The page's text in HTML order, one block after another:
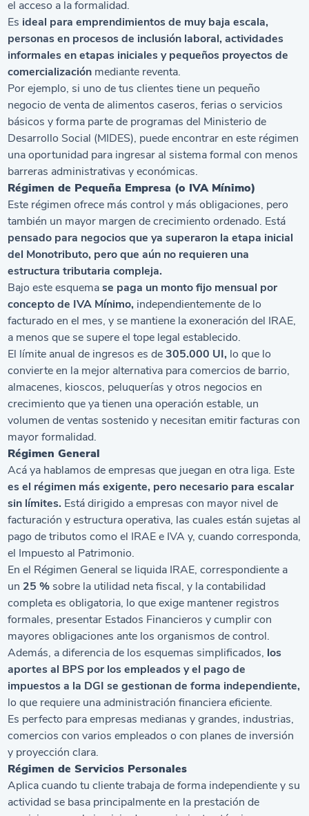
el acceso a la formalidad.
Es ideal para emprendimientos de muy baja escala,
personas en procesos de inclusión laboral, actividades
informales en etapas iniciales y pequeños proyectos de
comercialización mediante reventa.
Por ejemplo, si uno de tus clientes tiene un pequeño
negocio de venta de alimentos caseros, ferias o servicios
básicos y forma parte de programas del Ministerio de
Desarrollo Social (MIDES), puede encontrar en este régimen
una oportunidad para ingresar al sistema formal con menos
barreras administrativas y económicas.
Régimen de Pequeña Empresa (o IVA Mínimo)
Este régimen ofrece más control y más obligaciones, pero
también un mayor margen de crecimiento ordenado. Está
pensado para negocios que ya superaron la etapa inicial
del Monotributo, pero que aún no requieren una
estructura tributaria compleja.
Bajo este esquemase paga un monto fijo mensual por
concepto de IVA Mínimo, independientemente de lo
facturado en el mes, y se mantiene la exoneración del IRAE,
a menos que se supere el tope legal establecido.
El límite anual de ingresos es de305.000 UI, lo que lo
convierte en la mejor alternativa para comercios de barrio,
almacenes, kioscos, peluquerías y otros negocios en
crecimiento que ya tienen una operación estable, un
volumen de ventas sostenido y necesitan emitir facturas con
mayor formalidad.
Régimen General
Acá ya hablamos de empresas que juegan en otra liga. Este
es el régimen más exigente, pero necesario para escalar
sin límites. Está dirigido a empresas con mayor nivel de
facturación y estructura operativa, las cuales están sujetas al
pago de tributos como el IRAE e IVA y, cuando corresponda,
el Impuesto al Patrimonio.
En el Régimen General se liquida IRAE, correspondiente a
un 25 % sobre la utilidad neta fiscal, y la contabilidad
completa es obligatoria, lo que exige mantener registros
formales, presentar Estados Financieros y cumplir con
mayores obligaciones ante los organismos de control.
Además, a diferencia de los esquemas simplificados, los
aportes al BPS por los empleados y el pago de
impuestos a la DGI se gestionan de forma independiente,
lo que requiere una administración financiera eficiente.
Es perfecto para empresas medianas y grandes, industrias,
comercios con varios empleados o con planes de inversión
y proyección clara.
Régimen de Servicios Personales
Aplica cuando tu cliente trabaja de forma independiente y su
actividad se basa principalmente en la prestación de